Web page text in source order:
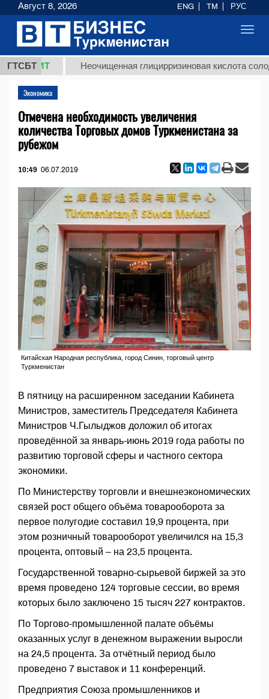
ГТСБТ Неочищенная глицирризиновая кислота
Экономика
Отмечена необходимость увеличения
количества Торговых домов Туркменистана за
рубежом
10:49 06.07.2019
Китайская Народная республика, город Синин, торговый центр
Туркменистан
В пятницу на расширенном заседании Кабинета
Министров, заместитель Председателя Кабинета
Министров Ч.Гылыджов доложил об итогах
проведённой за январь-июнь 2019 года работы по
развитию торговой сферы и частного сектора
экономики.
По Министерству торговли и внешнеэкономических
связей рост общего объёма товарооборота за
первое полугодие составил 19,9 процента, при
этом розничный товарооборот увеличился на 15,3
процента, оптовый – на 23,5 процента.
Государственной товарно-сырьевой биржей за это
время проведено 124 торговые сессии, во время
которых было заключено 15 тысяч 227 контрактов.
По Торгово-промышленной палате объёмы
оказанных услуг в денежном выражении выросли
на 24,5 процента. За отчётный период было
проведено 7 выставок и 11 конференций.
Предприятия Союза промышленников и
Август 8, 2026 ENG TM РУС